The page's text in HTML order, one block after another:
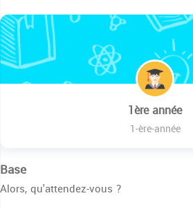
1ère année
1-ère-année
Base
Alors, qu'attendez-vous ?